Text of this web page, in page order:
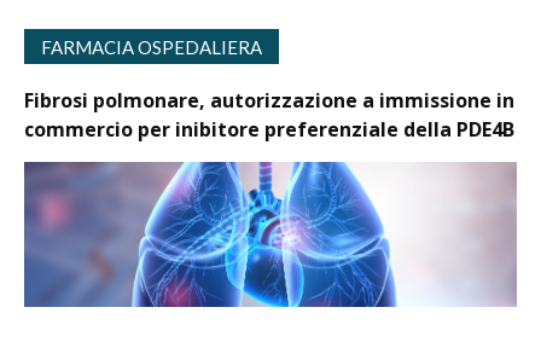
FARMACIA OSPEDALIERA
Fibrosi polmonare, autorizzazione a immissione in
commercio per inibitore preferenziale della PDE4B